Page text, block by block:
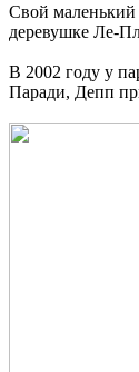
Свой маленький
деревушке Ле-
В 2002 году у
Паради, Депп